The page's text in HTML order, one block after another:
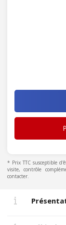
* Prix TTC susceptible
visite, contrôle
contacter.